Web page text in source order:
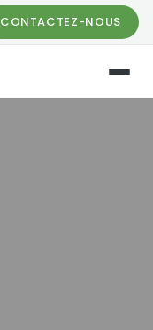
CONTACTEZ-NOUS